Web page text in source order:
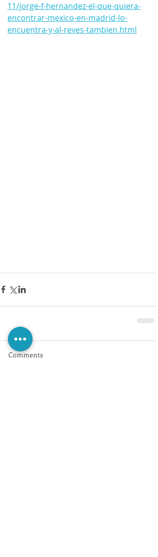
11/jorge-f-hernandez-el-que-quiera-
encontrar-mexico-en-madrid-lo-
encuentra-y-al-reves-tambien.html
Comments